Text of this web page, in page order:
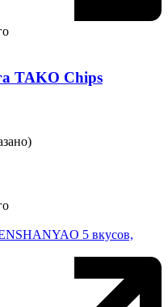
TAKO Chips